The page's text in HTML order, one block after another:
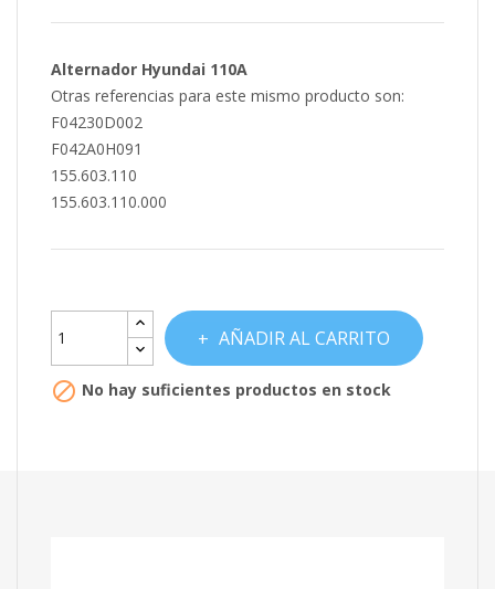
Alternador Hyundai 110A
Otras referencias para este mismo producto son:
F04230D002
F042A0H091
155.603.110
155.603.110.000
AÑADIR AL CARRITO
 No hay suficientes productos en stock